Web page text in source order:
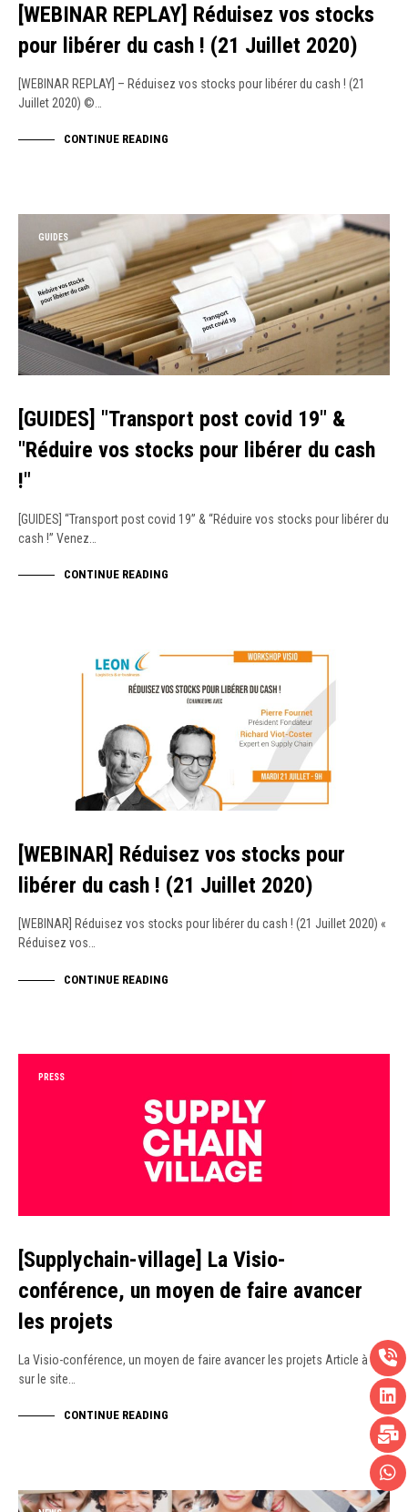
[WEBINAR REPLAY] Réduisez vos stocks
pour libérer du cash ! (21 Juillet 2020)
[WEBINAR REPLAY] – Réduisez vos stocks pour libérer du cash ! (21
Juillet 2020) ©…
CONTINUE READING
GUIDES
[GUIDES] "Transport post covid 19" &
"Réduire vos stocks pour libérer du cash
!"
[GUIDES] “Transport post covid 19” & “Réduire vos stocks pour libérer du
cash !” Venez…
CONTINUE READING
[WEBINAR] Réduisez vos stocks pour
libérer du cash ! (21 Juillet 2020)
[WEBINAR] Réduisez vos stocks pour libérer du cash ! (21 Juillet 2020) «
Réduisez vos…
CONTINUE READING
PRESS
[Supplychain-village] La Visio-
conférence, un moyen de faire avancer
les projets
La Visio-conférence, un moyen de faire avancer les projets Article à lire
sur le site…
CONTINUE READING